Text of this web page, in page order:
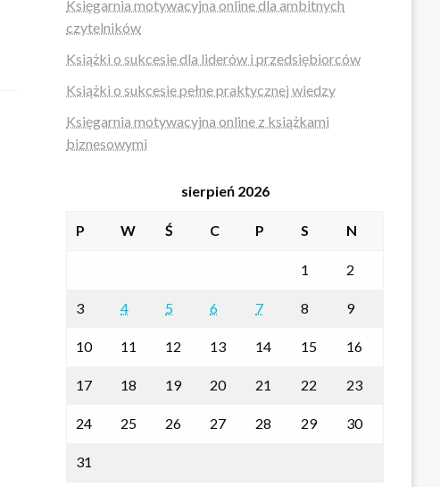
Księgarnia motywacyjna online dla ambitnych
czytelników
Książki o sukcesie dla liderów i przedsiębiorców
Książki o sukcesie pełne praktycznej wiedzy
Księgarnia motywacyjna online z książkami
biznesowymi
sierpień 2026
P W Ś C P S N
1 2
3 4 5 6 7 8 9
10 11 12 13 14 15 16
17 18 19 20 21 22 23
24 25 26 27 28 29 30
31